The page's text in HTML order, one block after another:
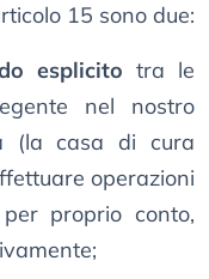
15 sono due:
esplicito tra le
nel nostro
(la casa di cura
operazioni
proprio conto,